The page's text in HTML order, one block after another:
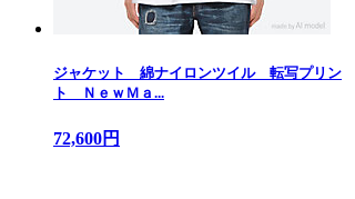
ジャケット 綿ナイロンツイル 転写プリン
ト ＮｅｗＭａ...
72,600円